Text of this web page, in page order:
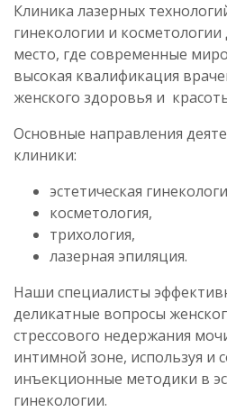
Клиника лазерных
гинекологии и
место, где современные
высокая квалификация
женского здоровья и
Основные направления
клиники:
эстетическая
косметология,
трихология,
лазерная эпиляция.
Наши специалисты
деликатные вопросы
стрессового недержания
интимной зоне, используя и
инъекционные методики в
гинекологии.